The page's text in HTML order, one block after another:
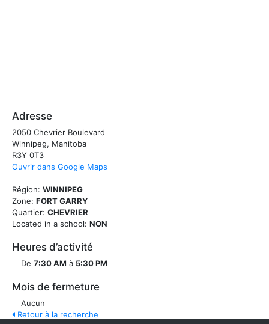
Adresse
2050 Chevrier Boulevard
Winnipeg, Manitoba
R3Y 0T3
Ouvrir dans Google Maps
Région: WINNIPEG
Zone: FORT GARRY
Quartier: CHEVRIER
Located in a school: NON
Heures d’activité
De 7:30 AM à 5:30 PM
Mois de fermeture
Aucun
Retour à la recherche